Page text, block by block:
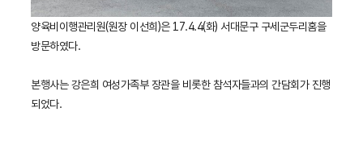
양육비이행관리원(원장 이선희)은 17.4.4(화) 서대문구 구세군두리홈을
방문하였다.
본행사는 강은희 여성가족부 장관을 비롯한 참석자들과의 간담회가 진행
되었다.